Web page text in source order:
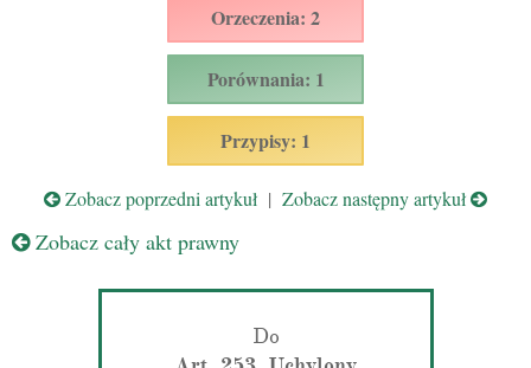
Orzeczenia: 2
Porównania: 1
Przypisy: 1
Zobacz poprzedni artykuł | Zobacz następny artykuł
Zobacz cały akt prawny
Do